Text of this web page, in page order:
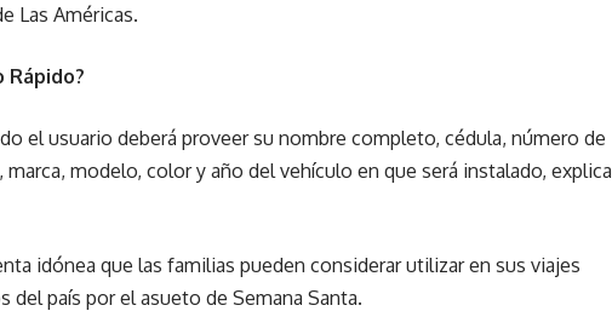
Las Américas.
Rápido?
el usuario deberá proveer su nombre completo, cédula, número de
modelo, color y año del vehículo en que será instalado, explica
idónea que las familias pueden considerar utilizar en sus viajes
país por el asueto de Semana Santa.